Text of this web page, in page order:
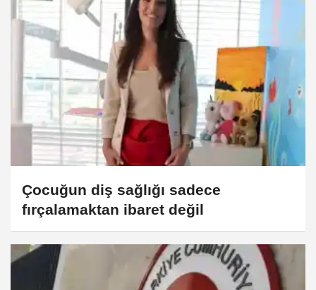
Çocuğun diş sağlığı sadece
fırçalamaktan ibaret değil